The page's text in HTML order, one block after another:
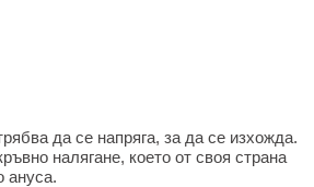
да се напряга, за да се изхожда.
налягане, което от своя страна
ануса.